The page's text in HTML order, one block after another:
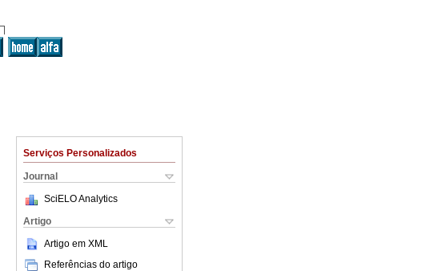
Serviços Personalizados
Journal
SciELO Analytics
Artigo
Artigo em XML
Referências do artigo